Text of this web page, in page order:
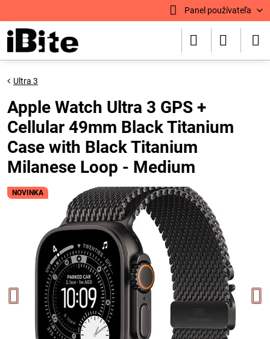
Panel používateľa
NOVINKA
Ultra 3
Apple Watch Ultra 3 GPS +
Cellular 49mm Black Titanium
Case with Black Titanium
Milanese Loop - Medium